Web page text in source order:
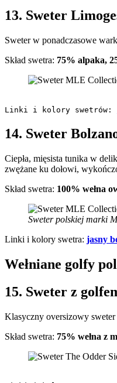
13. Sweter
Sweter w ponadczasowe
Skład swetra: 75% alpaka,
Linki i kolory swetrów:
14. Sweter
Ciepła, mięsista tunika w
zwężane ku dołowi,
Skład swetra: 100% wełna
Sweter polskiej marki
Linki i kolory swetra: jasny
Wełniane golfy
15. Sweter z
Klasyczny oversizowy
Skład swetra: 75% wełna z